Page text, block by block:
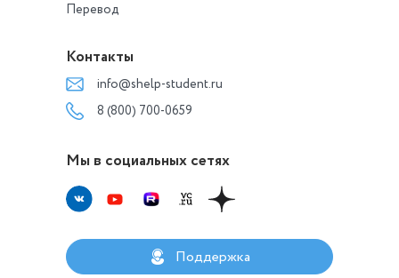
Перевод
Контакты
info@shelp-student.ru
8 (800) 700-0659
Мы в социальных сетях
Поддержка